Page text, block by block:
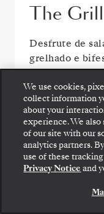
The Grill
Desfrute de
grelhado e
favorito junto
VER TODAS
We use cookies,
collect information
about your
experience. We
of our site with our
analytics partners.
use of these
Privacy Notice and